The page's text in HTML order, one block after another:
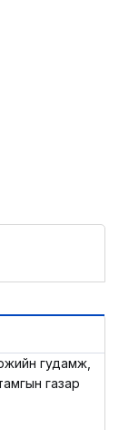
гудамж,
газар